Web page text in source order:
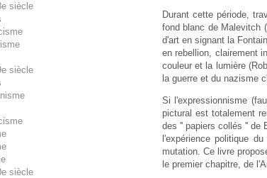
siècle
siècle
siècle
Durant cette période,
fond blanc de Malevitch
d'art en signant la
en rebellion, clairement
couleur et la lumière
la guerre et du nazisme
Si l'expressionnisme
pictural est totalement
des '' papiers collés '' de
l'expérience politique
mutation. Ce livre
le premier chapitre, de